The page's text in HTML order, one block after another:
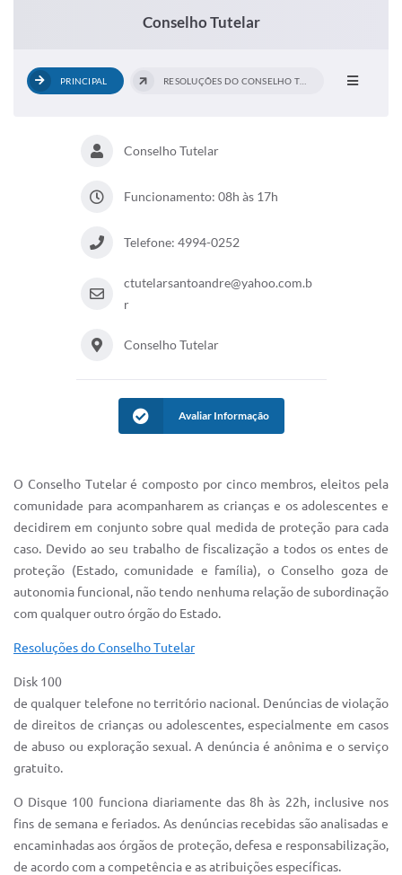
Contas Públicas
Declaração de Rendimentos
FAQ - Perguntas Frequentes
Iluminação Pública
Mobilidade Urbana Sustentável
Ouvidoria da Cidade
Passe Escolar
Parque Escola
Portal da Educação
Quadra Fiscal
SIC
Sistema Colab
Conselho Tutelar
PRINCIPAL
Conselho Tutelar
Funcionamento: 08h às 17h
Telefone: 4994-0252
ctutelarsantoandre@yahoo.com.b
r
Conselho Tutelar
Avaliar Informação
O Conselho Tutelar é composto por cinco membros, eleitos pela
comunidade para acompanharem as crianças e os adolescentes e
decidirem em conjunto sobre qual medida de proteção para cada
caso. Devido ao seu trabalho de fiscalização a todos os entes de
proteção (Estado, comunidade e família), o Conselho goza de
autonomia funcional, não tendo nenhuma relação de subordinação
com qualquer outro órgão do Estado.
Resoluções do Conselho Tutelar
Disk 100
de qualquer telefone no território nacional. Denúncias de violação
de direitos de crianças ou adolescentes, especialmente em casos
de abuso ou exploração sexual. A denúncia é anônima e o serviço
gratuito.
O Disque 100 funciona diariamente das 8h às 22h, inclusive nos
fins de semana e feriados. As denúncias recebidas são analisadas e
encaminhadas aos órgãos de proteção, defesa e responsabilização,
de acordo com a competência e as atribuições específicas.